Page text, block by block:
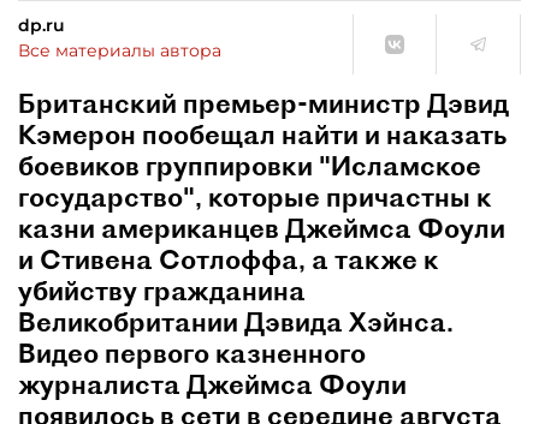
dp.ru
Все материалы автора
Британский премьер-министр Дэвид
Кэмерон пообещал найти и наказать
боевиков группировки "Исламское
государство", которые причастны к
казни американцев Джеймса Фоули
и Стивена Сотлоффа, а также к
убийству гражданина
Великобритании Дэвида Хэйнса.
Видео первого казненного
журналиста Джеймса Фоули
появилось в сети в середине августа